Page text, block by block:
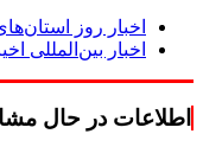
اخبار روز
اخبار بین‌المللی
اطلاعات در حال